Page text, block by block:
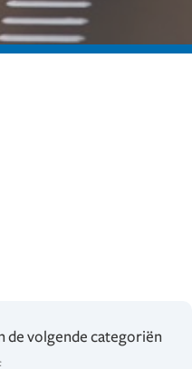
de volgende categoriën